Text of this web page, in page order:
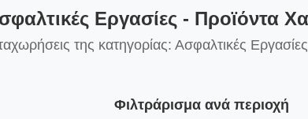
Εργασίες - Προϊόντα
της κατηγορίας: Ασφαλτικές
Φιλτράρισμα ανά περιοχή